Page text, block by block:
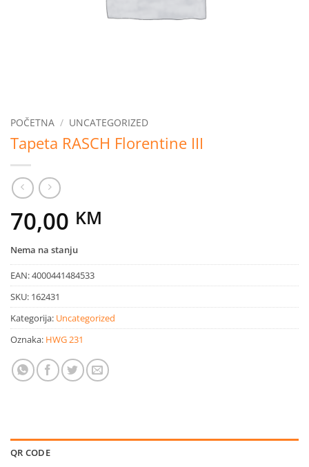
POČETNA / UNCATEGORIZED
Tapeta RASCH Florentine III
70,00 KM
Nema na stanju
EAN:4000441484533
SKU: 162431
Kategorija: Uncategorized
Oznaka: HWG 231
QR CODE